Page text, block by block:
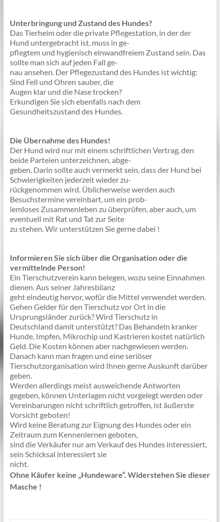
Unterbringung und Zustand des Hundes?
Das Tierheim oder die private Pflegestation, in der der
Hund untergebracht ist, muss in ge-
pflegtem und hygienisch einwandfreiem Zustand sein. Das
sollte man sich auf jeden Fall ge-
nau ansehen. Der Pflegezustand des Hundes ist wichtig:
Sind Fell und Ohren sauber, die
Augen klar und die Nase trocken?
Erkundigen Sie sich ebenfalls nach dem
Gesundheitszustand des Hundes.
Die Übernahme des Hundes!
Der Hund wird nur mit einem schriftlichen Vertrag, den
beide Parteien unterzeichnen, abge-
geben. Darin sollte auch vermerkt sein, dass der Hund bei
Schwierigkeiten jederzeit wieder zu-
rückgenommen wird. Üblicherweise werden auch
Besuchstermine vereinbart, um ein prob-
lemloses Zusammenleben zu überprüfen, aber auch, um
eventuell mit Rat und Tat zur Seite
zu stehen. Wir unterstützen Sie gerne dabei !
Informieren Sie sich über die Organisation oder die
vermittelnde Person!
Ein Tierschutzverein kann belegen, wozu seine Einnahmen
dienen. Aus seiner Jahresbilanz
geht eindeutig hervor, wofür die Mittel verwendet werden.
Gehen Gelder für den Tierschutz vor Ort in die
Ursprungsländer zurück? Wird Tierschutz in
Deutschland damit unterstützt? Das Behandeln kranker
Hunde, Impfen, Mikrochip und Kastrieren kostet natürlich
Geld. Die Kosten können aber nachgewiesen werden.
Danach kann man fragen und eine seriöser
Tierschutzorganisation wird Ihnen gerne Auskunft darüber
geben.
Werden allerdings meist ausweichende Antworten
gegeben, können Unterlagen nicht vorgelegt werden oder
Vereinbarungen nicht schriftlich getroffen, ist äußerste
Vorsicht geboten!
Wird keine Beratung zur Eignung des Hundes oder ein
Zeitraum zum Kennenlernen geboten,
sind die Verkäufer nur am Verkauf des Hundes interessiert,
sein Schicksal interessiert sie
nicht.
Ohne Käufer keine „Hundeware“. Widerstehen Sie dieser
Masche !